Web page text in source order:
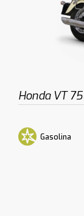
Honda VT
Gasolina